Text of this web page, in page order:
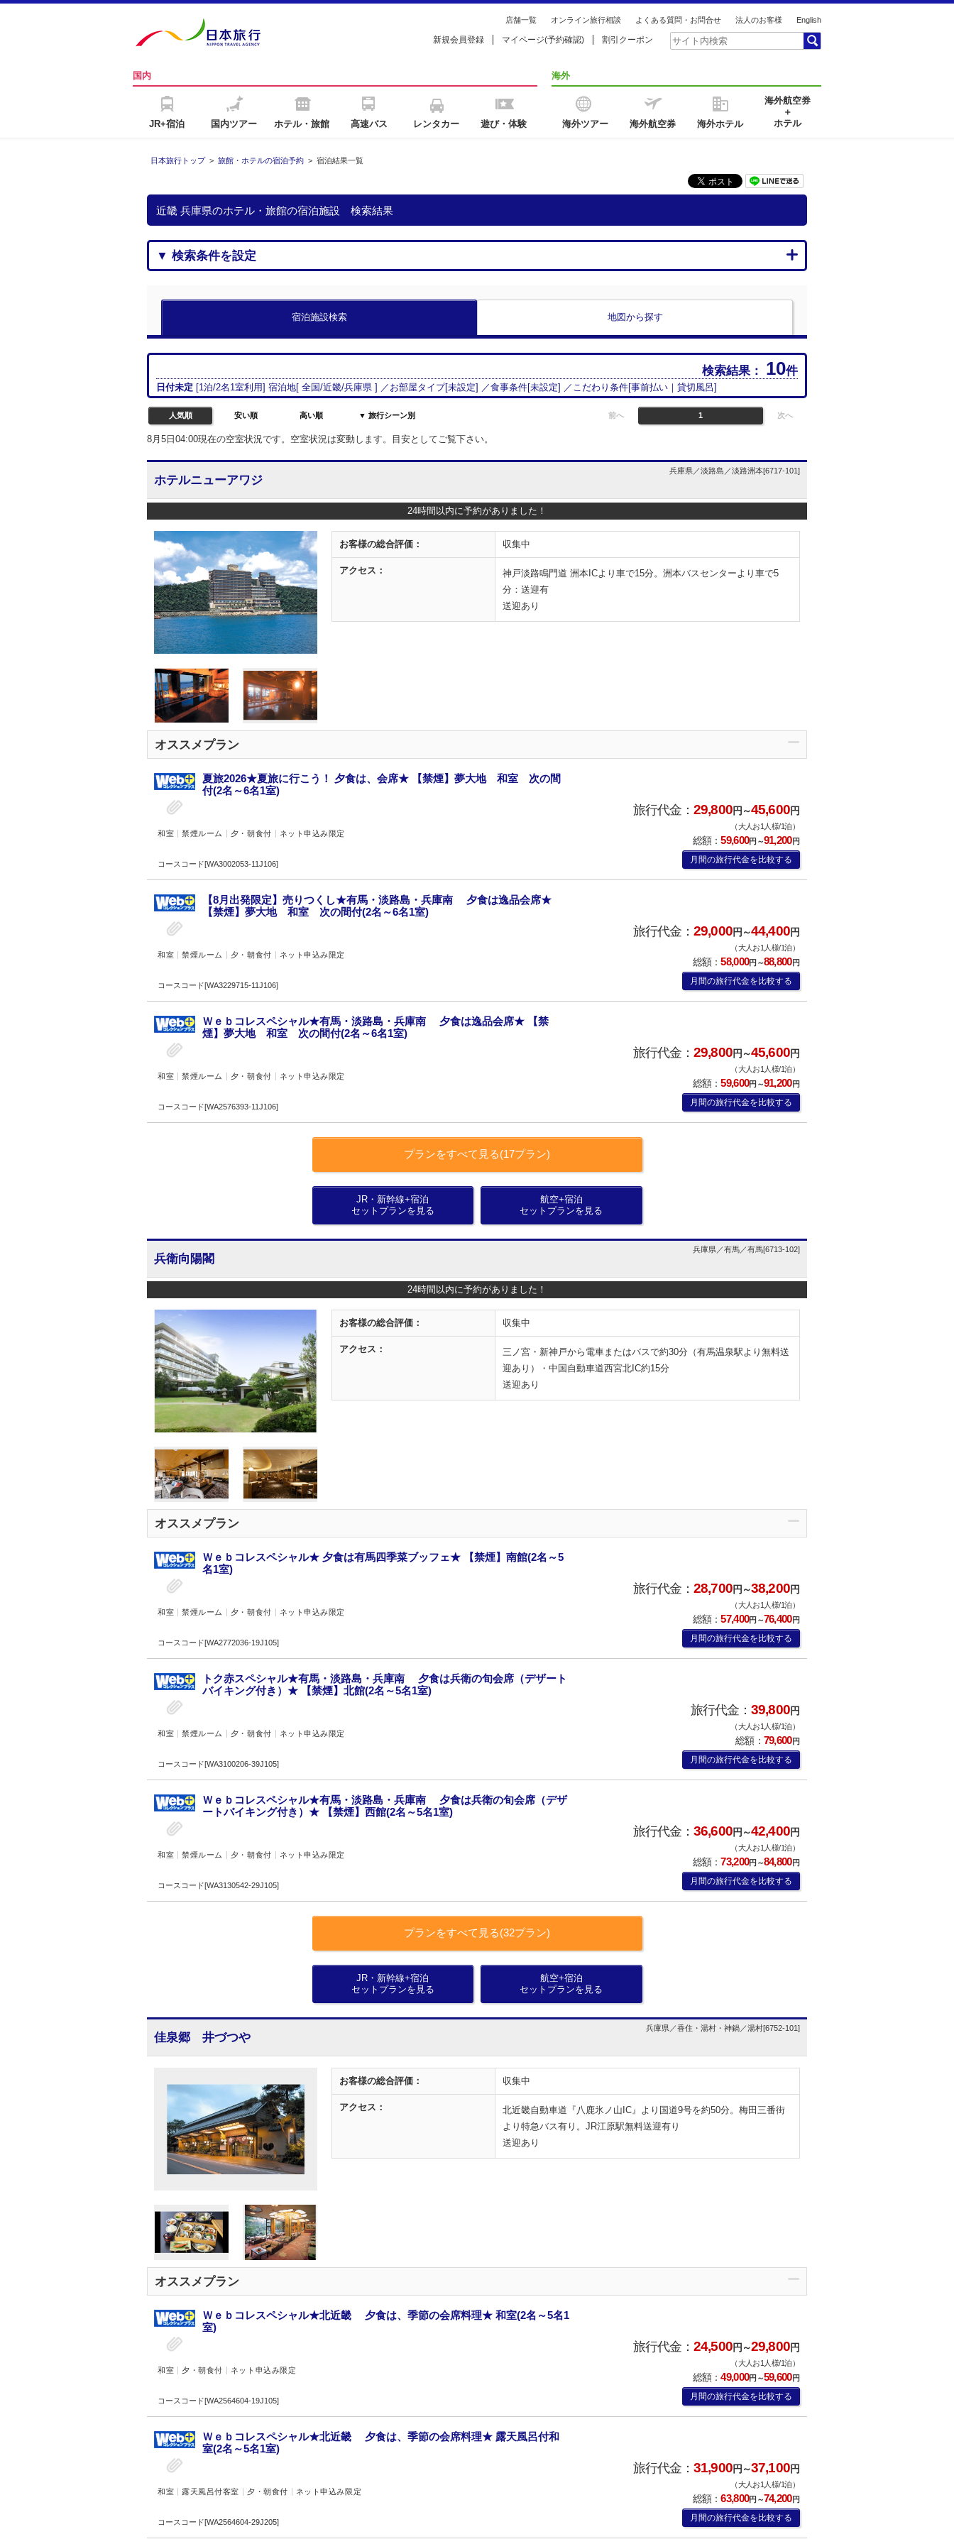
店舗一覧 オンライン旅行相談 よくある質問・お問合せ 法人のお客様 English
新規会員登録 マイページ(予約確認) 割引クーポン
国内
JR+宿泊 国内ツアー ホテル・旅館 高速バス レンタカー 遊び・体験
海外
海外ツアー 海外航空券 海外ホテル
海外航空券
＋
ホテル
日本旅行トップ > 旅館・ホテルの宿泊予約 > 宿泊結果一覧
近畿 兵庫県のホテル・旅館の宿泊施設 検索結果
▼ 検索条件を設定
宿泊施設検索 地図から探す
検索結果： 10件
日付未定 [1泊/2名 1室利用] 宿泊地[ 全国/近畿/兵庫県 ] ／お部屋タイプ[未設定] ／食事条件[未設定] ／こだわり条件[事前払い ｜ 貸切風呂]
人気順 安い順 高い順 ▼ 旅行シーン別 前へ 1 次へ
8月5日04:00現在の空室状況です。空室状況は変動します。目安としてご覧下さい。
ホテルニューアワジ
兵庫県／淡路島／淡路洲本[6717-101]
24時間以内に予約がありました！
お客様の総合評価： 収集中
アクセス：
神戸淡路鳴門道 洲本ICより車で15分。洲本バスセンターより車で5
分：送迎有
送迎あり
オススメプラン
夏旅2026★夏旅に行こう！ 夕食は、会席★ 【禁煙】夢大地 和室 次の間
付(2名～6名1室)
和室 禁煙ルーム 夕・朝食付 ネット申込み限定
旅行代金：29,800円～45,600円
（大人お1人様/1泊）
総額：59,600円～91,200円
コースコード[WA3002053-11J106] 月間の旅行代金を比較する
【8月出発限定】売りつくし★有馬・淡路島・兵庫南 夕食は逸品会席★
【禁煙】夢大地 和室 次の間付(2名～6名1室)
和室 禁煙ルーム 夕・朝食付 ネット申込み限定
旅行代金：29,000円～44,400円
（大人お1人様/1泊）
総額：58,000円～88,800円
コースコード[WA3229715-11J106] 月間の旅行代金を比較する
Ｗｅｂコレスペシャル★有馬・淡路島・兵庫南 夕食は逸品会席★ 【禁
煙】夢大地 和室 次の間付(2名～6名1室)
和室 禁煙ルーム 夕・朝食付 ネット申込み限定
旅行代金：29,800円～45,600円
（大人お1人様/1泊）
総額：59,600円～91,200円
コースコード[WA2576393-11J106] 月間の旅行代金を比較する
プランをすべて見る(17プラン)
JR・新幹線+宿泊
セットプランを見る
航空+宿泊
セットプランを見る
兵衛向陽閣
兵庫県／有馬／有馬[6713-102]
24時間以内に予約がありました！
お客様の総合評価： 収集中
アクセス：
三ノ宮・新神戸から電車またはバスで約30分（有馬温泉駅より無料送
迎あり）・中国自動車道西宮北IC約15分
送迎あり
オススメプラン
Ｗｅｂコレスペシャル★ 夕食は有馬四季菜ブッフェ★ 【禁煙】南館(2名～5
名1室)
和室 禁煙ルーム 夕・朝食付 ネット申込み限定
旅行代金：28,700円～38,200円
（大人お1人様/1泊）
総額：57,400円～76,400円
コースコード[WA2772036-19J105] 月間の旅行代金を比較する
トク赤スペシャル★有馬・淡路島・兵庫南 夕食は兵衛の旬会席（デザート
バイキング付き）★ 【禁煙】北館(2名～5名1室)
和室 禁煙ルーム 夕・朝食付 ネット申込み限定
旅行代金：39,800円
（大人お1人様/1泊）
総額： 79,600円
コースコード[WA3100206-39J105] 月間の旅行代金を比較する
Ｗｅｂコレスペシャル★有馬・淡路島・兵庫南 夕食は兵衛の旬会席（デザ
ートバイキング付き）★ 【禁煙】西館(2名～5名1室)
和室 禁煙ルーム 夕・朝食付 ネット申込み限定
旅行代金：36,600円～42,400円
（大人お1人様/1泊）
総額：73,200円～84,800円
コースコード[WA3130542-29J105] 月間の旅行代金を比較する
プランをすべて見る(32プラン)
JR・新幹線+宿泊
セットプランを見る
航空+宿泊
セットプランを見る
佳泉郷 井づつや
兵庫県／香住・湯村・神鍋／湯村[6752-101]
お客様の総合評価： 収集中
アクセス：
北近畿自動車道『八鹿氷ノ山IC』より国道9号を約50分。梅田三番街
より特急バス有り。JR江原駅無料送迎有り
送迎あり
オススメプラン
Ｗｅｂコレスペシャル★北近畿 夕食は、季節の会席料理★ 和室(2名～5名1
室)
和室 夕・朝食付 ネット申込み限定
旅行代金：24,500円～29,800円
（大人お1人様/1泊）
総額：49,000円～59,600円
コースコード[WA2564604-19J105] 月間の旅行代金を比較する
Ｗｅｂコレスペシャル★北近畿 夕食は、季節の会席料理★ 露天風呂付和
室(2名～5名1室)
和室 露天風呂付客室 夕・朝食付 ネット申込み限定
旅行代金：31,900円～37,100円
（大人お1人様/1泊）
総額：63,800円～74,200円
コースコード[WA2564604-29J205] 月間の旅行代金を比較する